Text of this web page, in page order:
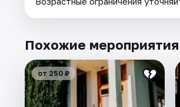
Похожие мероприятия
от 250 ₽